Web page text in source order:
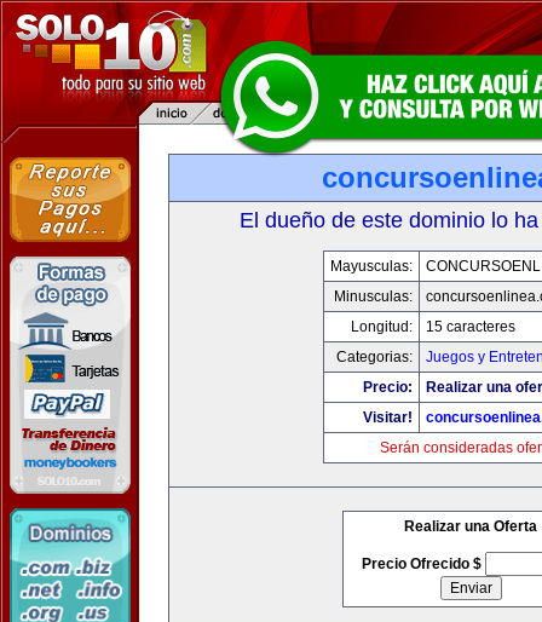
El dueño de este dominio lo
Mayusculas:
Minusculas:
Longitud:
15 caracteres
Categorias:
Juegos y
Precio:
Realizar una
Visitar!
Serán consideradas
Realizar una Oferta
Precio Ofrecido $